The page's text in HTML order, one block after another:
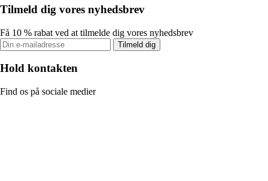
Tilmeld dig vores nyhedsbrev
Få 10 % rabat ved at tilmelde dig vores nyhedsbrev
Tilmeld dig
Hold kontakten
Find os på sociale medier